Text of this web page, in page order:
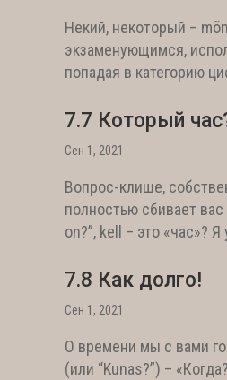
Некий, некоторый –
экзаменующимся,
попадая в категорию
7.7 Который
Сен 1, 2021
Вопрос-клише,
полностью сбивает
on?”, kell – это «час»?
7.8 Как долго!
Сен 1, 2021
О времени мы с вами
(или “Kunas?”) –